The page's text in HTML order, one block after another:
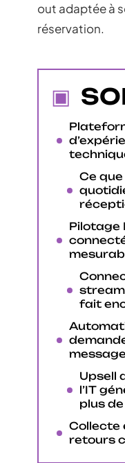
out adaptée à
réservation.
Ce
Pilotage
fait
Upsell
l’IT
plus
Collecte
retours